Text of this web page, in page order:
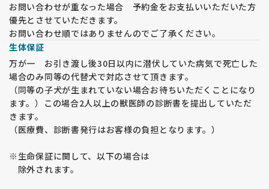
お問い合わせが重なった場合 予約金をお支払いいただいた方
優先とさせていただきます。
お問い合わせ順ではありませんのでご了承ください。
生体保証
万が一 お引き渡し後30日以内に潜伏していた病気で死亡した
場合のみ同等の代替犬で対応させて頂きます。
（同等の子犬が生まれていない場合お待ちいただくことになり
ます。）この場合2人以上の獣医師の診断書を提出していただ
きます。
（医療費、診断書発行はお客様の負担となります。）
※生命保証に関して、以下の場合は
除外されます。